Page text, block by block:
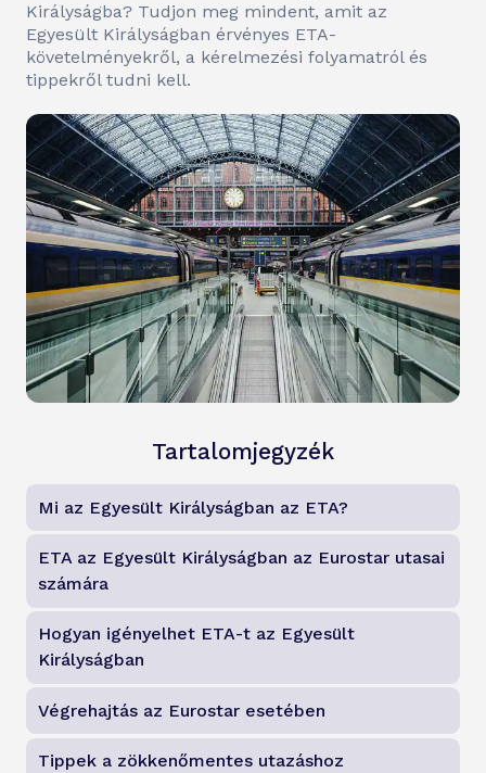
Királyságba? Tudjon meg mindent, amit az
Egyesült Királyságban érvényes ETA-
követelményekről, a kérelmezési folyamatról és
tippekről tudni kell.
Tartalomjegyzék
Mi az Egyesült Királyságban az ETA?
ETA az Egyesült Királyságban az Eurostar utasai
számára
Hogyan igényelhet ETA-t az Egyesült
Királyságban
Végrehajtás az Eurostar esetében
Tippek a zökkenőmentes utazáshoz